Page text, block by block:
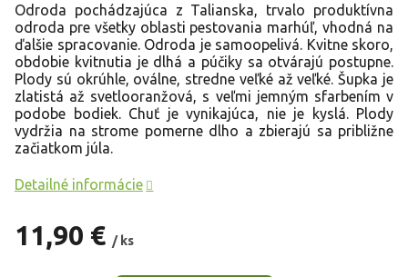
11,90 € / ks
Odroda pochádzajúca z Talianska, trvalo produktívna
odroda pre všetky oblasti pestovania marhúľ, vhodná na
ďalšie spracovanie. Odroda je samoopelivá. Kvitne skoro,
obdobie kvitnutia je dlhá a púčiky sa otvárajú postupne.
Plody sú okrúhle, oválne, stredne veľké až veľké. Šupka je
zlatistá až svetlooranžová, s veľmi jemným sfarbením v
podobe bodiek. Chuť je vynikajúca, nie je kyslá. Plody
vydržia na strome pomerne dlho a zbierajú sa približne
začiatkom júla.
Detailné informácie